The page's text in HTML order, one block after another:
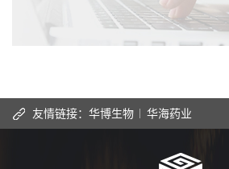
友情链接： 华博生物 华海药业